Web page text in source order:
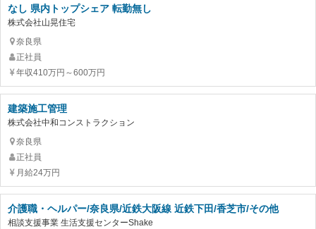
なし 県内トップシェア 転勤無し
株式会社山晃住宅
奈良県
正社員
年収410万円～600万円
建築施工管理
株式会社中和コンストラクション
奈良県
正社員
月給24万円
介護職・ヘルパー/奈良県/近鉄大阪線 近鉄下田/香芝市/その他
相談支援事業 生活支援センターShake